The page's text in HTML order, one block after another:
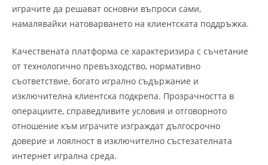
играчите да решават основни въпроси сами,
намалявайки натоварването на клиентската поддръжка.
Качествената платформа се характеризира с съчетание
от технологично превъзходство, нормативно
съответствие, богато игрално съдържание и
изключителна клиентска подкрепа. Прозрачността в
операциите, справедливите условия и отговорното
отношение към играчите изграждат дългосрочно
доверие и лоялност в изключително състезателната
интернет игрална среда.